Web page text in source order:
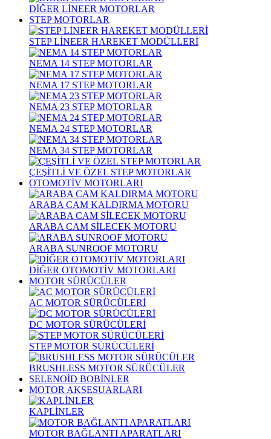
DİĞER LİNEER MOTORLAR
STEP MOTORLAR
STEP LİNEER HAREKET MODÜLLERİ
NEMA 14 STEP MOTORLAR
NEMA 17 STEP MOTORLAR
NEMA 23 STEP MOTORLAR
NEMA 24 STEP MOTORLAR
NEMA 34 STEP MOTORLAR
ÇEŞİTLİ VE ÖZEL STEP MOTORLAR
OTOMOTİV MOTORLARI
ARABA CAM KALDIRMA MOTORU
ARABA CAM SİLECEK MOTORU
ARABA SUNROOF MOTORU
DİĞER OTOMOTİV MOTORLARI
MOTOR SÜRÜCÜLER
AC MOTOR SÜRÜCÜLERİ
DC MOTOR SÜRÜCÜLERİ
STEP MOTOR SÜRÜCÜLERİ
BRUSHLESS MOTOR SÜRÜCÜLER
SELENOİD BOBİNLER
MOTOR AKSESUARLARI
KAPLİNLER
MOTOR BAĞLANTI APARATLARI